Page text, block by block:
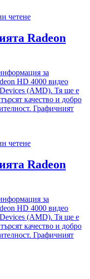
четене
Radeon
за
HD 4000 видео
(AMD). Тя ще е
качество и добро
Графичният
четене
Radeon
за
HD 4000 видео
(AMD). Тя ще е
качество и добро
Графичният